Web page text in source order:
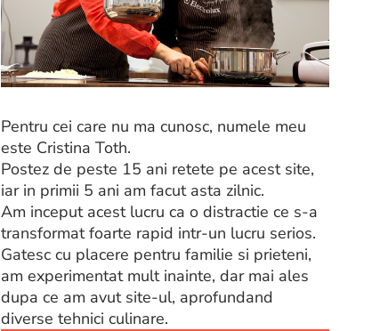
Pentru cei care nu ma cunosc, numele meu
este Cristina Toth.
Postez de peste 15 ani retete pe acest site,
iar in primii 5 ani am facut asta zilnic.
Am inceput acest lucru ca o distractie ce s-a
transformat foarte rapid intr-un lucru serios.
Gatesc cu placere pentru familie si prieteni,
am experimentat mult inainte, dar mai ales
dupa ce am avut site-ul, aprofundand
diverse tehnici culinare.